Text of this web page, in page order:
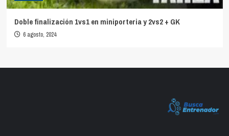
Doble finalización 1vs1 en miniporteria y 2vs2 + GK
6 agosto, 2024